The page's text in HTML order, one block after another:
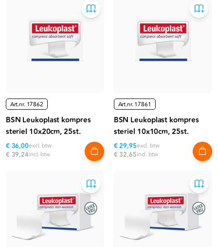
Art.nr. 17862
BSN Leukoplast kompres
steriel 10x20cm, 25st.
€ 36,00excl. btw
€ 39,24incl. btw
Art.nr.17861
BSN Leukoplast kompres
steriel 10x10cm, 25st.
€ 29,95excl. btw
€ 32,65incl. btw